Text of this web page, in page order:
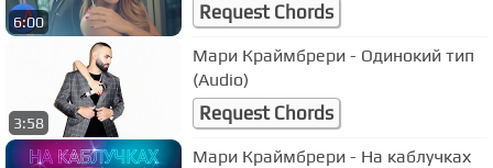
6:00 Request Chords
3:58
Мари Краймбрери - Одинокий тип
(Audio)
Request Chords
Мари Краймбрери - На каблучках